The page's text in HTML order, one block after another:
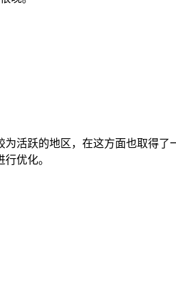
活跃的地区，在这方面也取得了
优化。